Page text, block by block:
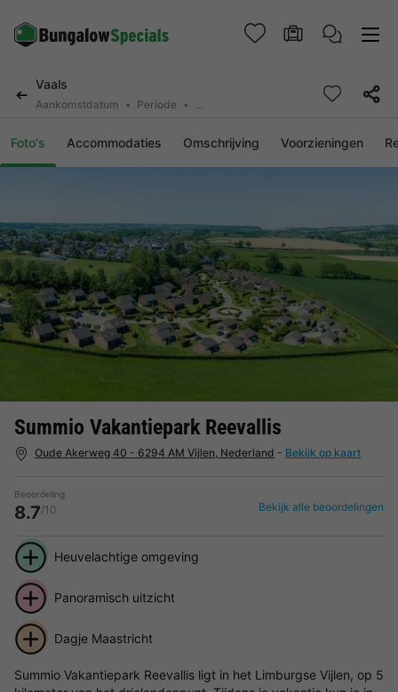
Vaals
Aankomstdatum Periode 2 personen, 0 huisdier
Foto's Accommodaties Omschrijving Voorzieningen
Summio Vakantiepark Reevallis
Oude Akerweg 40 - 6294 AM Vijlen, Nederland - Bekijk op kaart
Beoordeling
8.7/10 Bekijk alle beoordelingen
Heuvelachtige omgeving
Panoramisch uitzicht
Dagje Maastricht
Summio Vakantiepark Reevallis ligt in het Limburgse Vijlen, op 5